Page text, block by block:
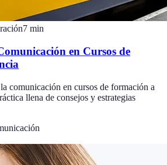
7 min
en Cursos de
comunicación en cursos de formación a
llena de consejos y estrategias